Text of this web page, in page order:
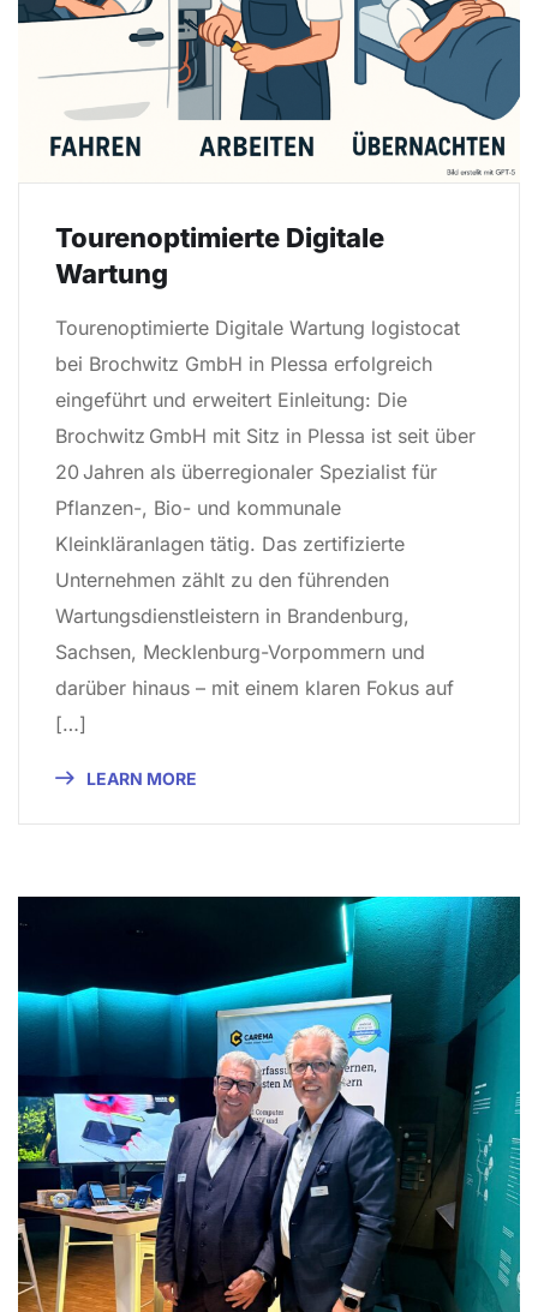
Tourenoptimierte Digitale
Wartung
Tourenoptimierte Digitale Wartung logistocat
bei Brochwitz GmbH in Plessa erfolgreich
eingeführt und erweitert Einleitung: Die
Brochwitz GmbH mit Sitz in Plessa ist seit über
20 Jahren als überregionaler Spezialist für
Pflanzen-, Bio- und kommunale
Kleinkläranlagen tätig. Das zertifizierte
Unternehmen zählt zu den führenden
Wartungsdienstleistern in Brandenburg,
Sachsen, Mecklenburg-Vorpommern und
darüber hinaus – mit einem klaren Fokus auf
[…]
LEARN MORE